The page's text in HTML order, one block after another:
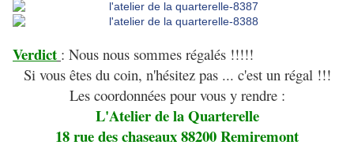
Verdict : Nous nous sommes régalés !!!!!
Si vous êtes du coin, n'hésitez pas ... c'est un régal !!!
Les coordonnées pour vous y rendre :
L'Atelier de la Quarterelle
18 rue des chaseaux 88200 Remiremont